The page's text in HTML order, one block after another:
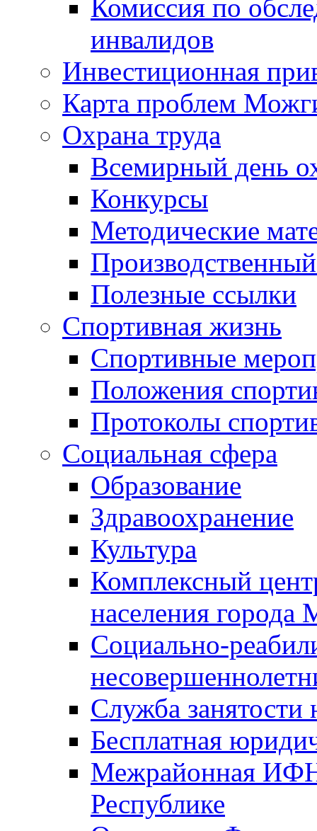
Комиссия по
инвалидов
Инвестиционная
Карта проблем
Охрана труда
Всемирный день
Конкурсы
Методические
Полезные ссылки
Спортивная жизнь
Спортивные
Положения
Протоколы
Социальная сфера
Образование
Здравоохранение
Культура
Комплексный
населения города
Социально-
Служба занятости
Бесплатная
Межрайонная
Республике